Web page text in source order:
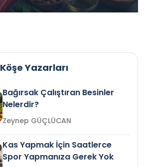
Köşe Yazarları
Bağırsak Çalıştıran Besinler
Nelerdir?
Zeynep GÜÇLÜCAN
Kas Yapmak İçin Saatlerce
Spor Yapmanıza Gerek Yok